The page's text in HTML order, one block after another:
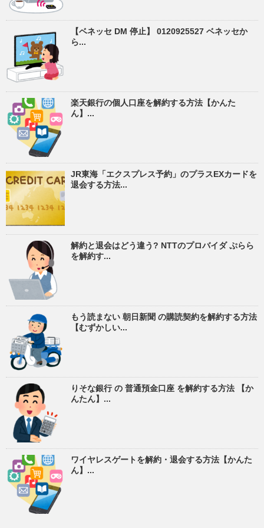
【ベネッセ DM 停止】 0120925527 ベネッセか
ら...
楽天銀行の個人口座を解約する方法【かんた
ん】...
JR東海「エクスプレス予約」のプラスEXカードを
退会する方法...
解約と退会はどう違う? NTTのプロバイダ ぷらら
を解約す...
もう読まない 朝日新聞 の購読契約を解約する方法
【むずかしい...
りそな銀行 の 普通預金口座 を解約する方法 【か
んたん】...
ワイヤレスゲートを解約・退会する方法【かんた
ん】...